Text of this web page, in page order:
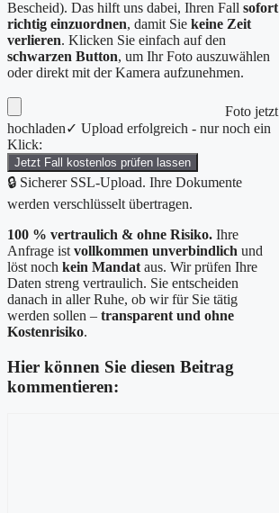
Bescheid). Das hilft uns dabei, Ihren Fall sofort
richtig einzuordnen, damit Sie keine Zeit
verlieren. Klicken Sie einfach auf den
schwarzen Button, um Ihr Foto auszuwählen
oder direkt mit der Kamera aufzunehmen.
Foto jetzt
hochladen✓ Upload erfolgreich - nur noch ein
Klick:
Jetzt Fall kostenlos prüfen lassen
🔒 Sicherer SSL-Upload. Ihre Dokumente
werden verschlüsselt übertragen.
100 % vertraulich & ohne Risiko. Ihre
Anfrage ist vollkommen unverbindlich und
löst noch kein Mandat aus. Wir prüfen Ihre
Daten streng vertraulich. Sie entscheiden
danach in aller Ruhe, ob wir für Sie tätig
werden sollen – transparent und ohne
Kostenrisiko.
Hier können Sie diesen Beitrag
kommentieren: